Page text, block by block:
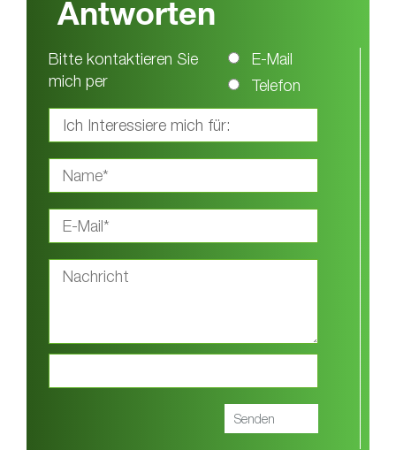
Antworten
Bitte kontaktieren Sie
mich per
E-Mail
Telefon